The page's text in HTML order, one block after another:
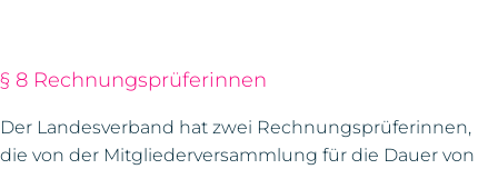
§ 8 Rechnungsprüferinnen
Der Landesverband hat zwei Rechnungsprüferinnen,
die von der Mitgliederversammlung für die Dauer von